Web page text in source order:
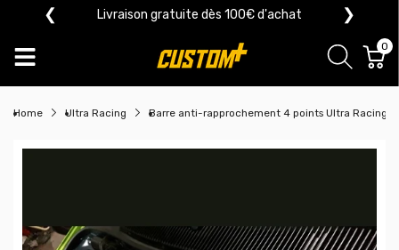
❮ Livraison gratuite dès 100€ d'achat ❯
0
Home Ultra Racing Barre anti-rapprochement 4 points Ultra Racing